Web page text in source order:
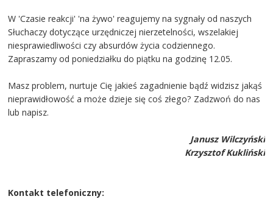
W 'Czasie reakcji' 'na żywo' reagujemy na sygnały od naszych
Słuchaczy dotyczące urzędniczej nierzetelności, wszelakiej
niesprawiedliwości czy absurdów życia codziennego.
Zapraszamy od poniedziałku do piątku na godzinę 12.05.
Masz problem, nurtuje Cię jakieś zagadnienie bądź widzisz jakąś
nieprawidłowość a może dzieje się coś złego? Zadzwoń do nas
lub napisz.
Janusz Wilczyński
Krzysztof Kukliński
Kontakt telefoniczny: